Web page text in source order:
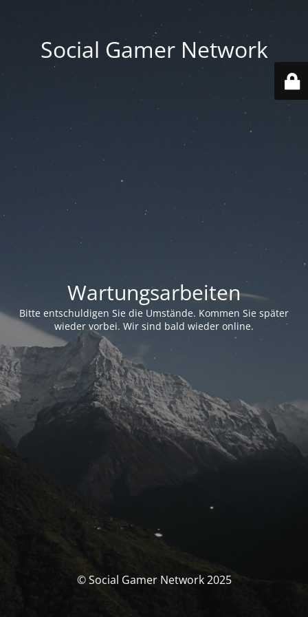
Social Gamer Network
Wartungsarbeiten
Bitte entschuldigen Sie die Umstände. Kommen Sie später
wieder vorbei. Wir sind bald wieder online.
© Social Gamer Network 2025